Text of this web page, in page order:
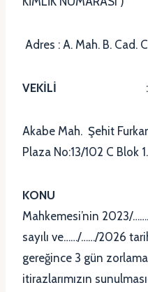
Adres : A. Mah. B. Cad.
VEKİLİ : Av.
Akabe Mah. Şehit
Plaza No:13/102 C Blok
KONU
Mahkemesi’nin 2023/
sayılı ve……/……/2026
gereğince 3 gün zorlama
itirazlarımızın